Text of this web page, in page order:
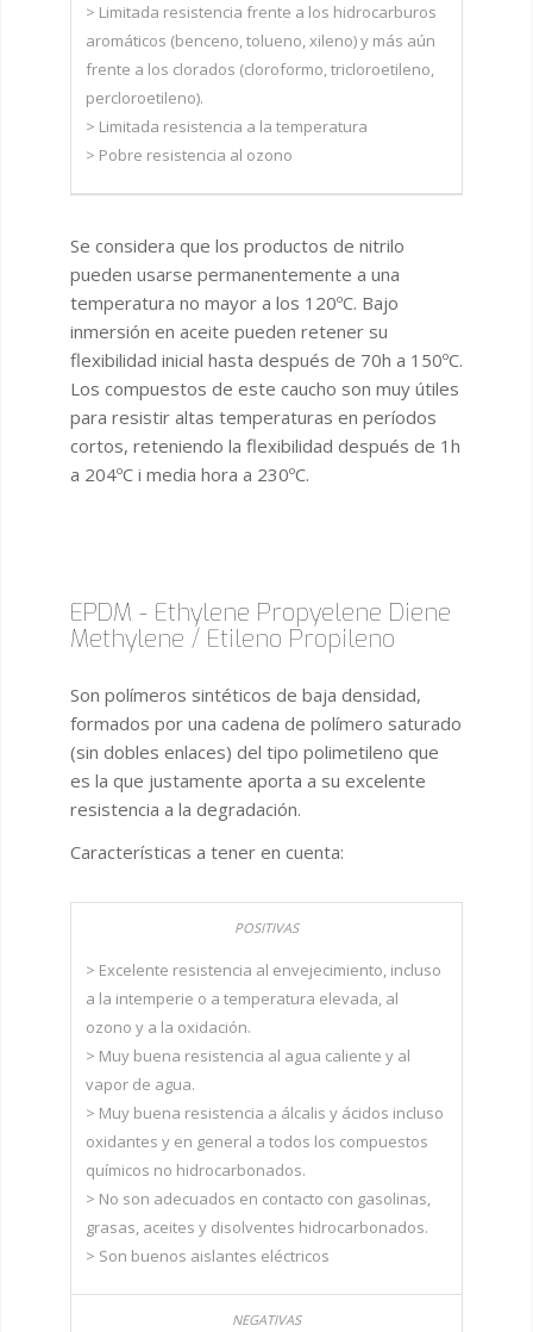
> Limitada resistencia frente a los hidrocarburos
aromáticos (benceno, tolueno, xileno) y más aún
frente a los clorados (cloroformo, tricloroetileno,
percloroetileno).
> Limitada resistencia a la temperatura
> Pobre resistencia al ozono
Se considera que los productos de nitrilo
pueden usarse permanentemente a una
temperatura no mayor a los 120ºC. Bajo
inmersión en aceite pueden retener su
flexibilidad inicial hasta después de 70h a 150ºC.
Los compuestos de este caucho son muy útiles
para resistir altas temperaturas en períodos
cortos, reteniendo la flexibilidad después de 1h
a 204ºC i media hora a 230ºC.
EPDM - Ethylene Propyelene Diene
Methylene / Etileno Propileno
Son polímeros sintéticos de baja densidad,
formados por una cadena de polímero saturado
(sin dobles enlaces) del tipo polimetileno que
es la que justamente aporta a su excelente
resistencia a la degradación.
Características a tener en cuenta:
> Excelente resistencia al envejecimiento, incluso
a la intemperie o a temperatura elevada, al
ozono y a la oxidación.
> Muy buena resistencia al agua caliente y al
vapor de agua.
> Muy buena resistencia a álcalis y ácidos incluso
oxidantes y en general a todos los compuestos
químicos no hidrocarbonados.
> No son adecuados en contacto con gasolinas,
grasas, aceites y disolventes hidrocarbonados.
> Son buenos aislantes eléctricos